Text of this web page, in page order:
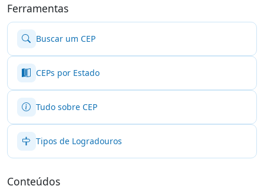
Ferramentas
Buscar um CEP
CEPs por Estado
Tudo sobre CEP
Tipos de Logradouros
Conteúdos